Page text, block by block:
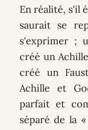
En réalité, s'il
saurait se
s'exprimer ;
créé un
créé un
Achille et
parfait et
séparé de la